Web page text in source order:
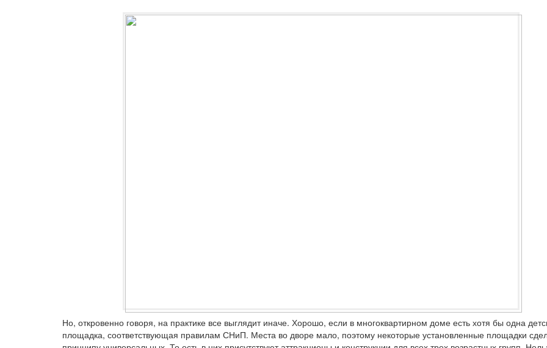
Но, откровенно говоря, на практике все выглядит иначе. Хорошо, если в многоквартирном доме есть хотя бы одна
площадка, соответствующая правилам СНиП. Места во дворе мало, поэтому некоторые установленные площадки